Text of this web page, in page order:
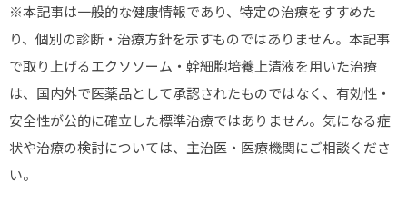
※本記事は一般的な健康情報であり、特定の治療をすすめた
り、個別の診断・治療方針を示すものではありません。本記事
で取り上げるエクソソーム・幹細胞培養上清液を用いた治療
は、国内外で医薬品として承認されたものではなく、有効性・
安全性が公的に確立した標準治療ではありません。気になる症
状や治療の検討については、主治医・医療機関にご相談くださ
い。